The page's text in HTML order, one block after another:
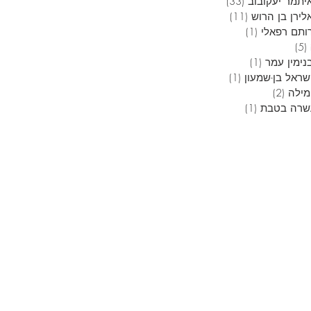
בן הרוש (11)
רפאלי (1)
(5)
עמר (1)
בן-שמעון (1)
(2)
בטבת (1)